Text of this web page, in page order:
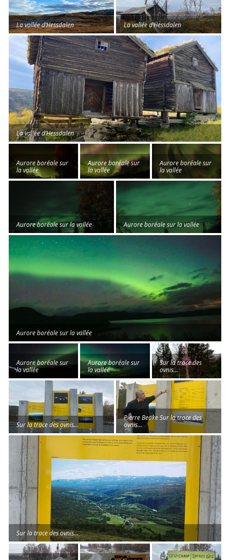
La vallée d’Hessdalen La vallée d’Hessdalen
La vallée d’Hessdalen
Aurore boréale sur
la vallée
Aurore boréale sur
la vallée
Aurore boréale sur
la vallée
Aurore boréale sur la vallée Aurore boréale sur la vallée
Aurore boréale sur la vallée
Aurore boréale sur
la vallée
Aurore boréale sur
la vallée
Sur la trace des
ovnis…
Sur la trace des ovnis…
Pierre Beake Sur la trace des
ovnis…
Sur la trace des ovnis…